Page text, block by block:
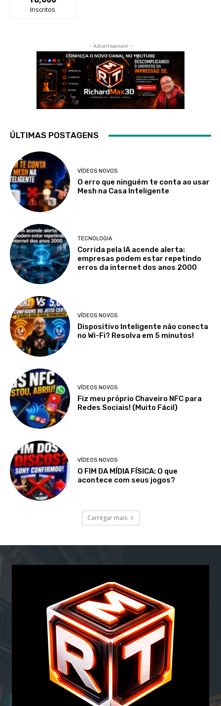
Inscritos
- Advertisement -
ÚLTIMAS POSTAGENS
VÍDEOS NOVOS
O erro que ninguém te conta ao usar
Mesh na Casa Inteligente
TECNOLOGIA
Corrida pela IA acende alerta:
empresas podem estar repetindo
erros da internet dos anos 2000
VÍDEOS NOVOS
Dispositivo Inteligente não conecta
no Wi-Fi? Resolva em 5 minutos!
VÍDEOS NOVOS
Fiz meu próprio Chaveiro NFC para
Redes Sociais! (Muito Fácil)
VÍDEOS NOVOS
O FIM DA MÍDIA FÍSICA: O que
acontece com seus jogos?
Carregar mais